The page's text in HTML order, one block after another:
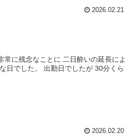
2026.02.21
常に残念なことに 二日酔いの延長によ
日でした。 出勤日でしたが 30分くら
2026.02.20